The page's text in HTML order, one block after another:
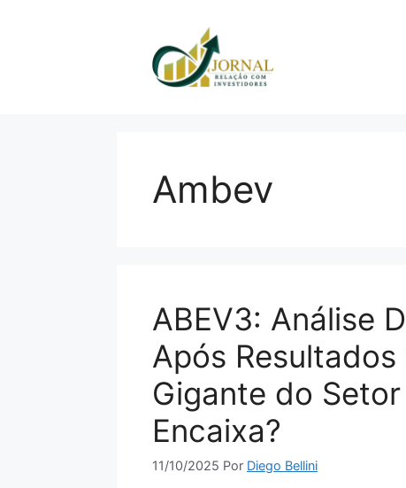
Ambev
ABEV3: Análise
Após
Gigante do
Encaixa?
11/10/2025 Por Diego Bellini